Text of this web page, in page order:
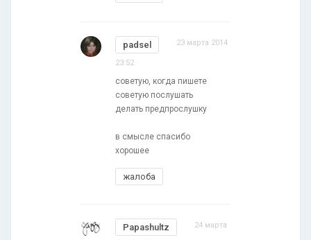
padsel 23 марта 2014
23:52
советую, когда пишете
советую послушать
делать предпрослушку
в смысле спасибо
хорошее
жалоба
Papashultz 24 марта